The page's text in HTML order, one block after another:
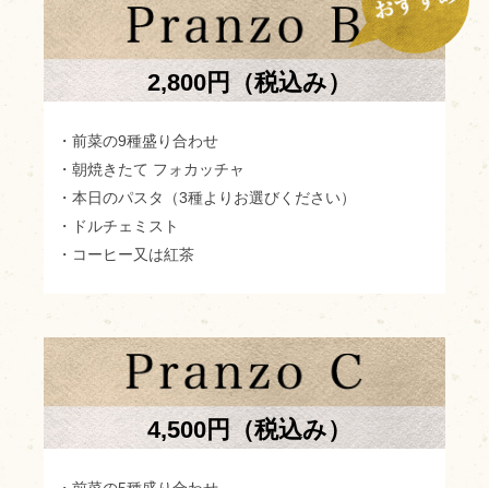
2,800円（税込み）
・前菜の9種盛り合わせ
・朝焼きたて フォカッチャ
・本日のパスタ（3種よりお選びください）
・ドルチェミスト
・コーヒー又は紅茶
4,500円（税込み）